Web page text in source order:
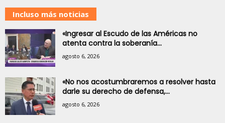
Incluso más noticias
«Ingresar al Escudo de las Américas no
atenta contra la soberanía...
agosto 6, 2026
«No nos acostumbraremos a resolver hasta
darle su derecho de defensa,...
agosto 6, 2026